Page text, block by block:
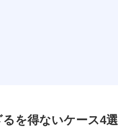
を得ないケース4選